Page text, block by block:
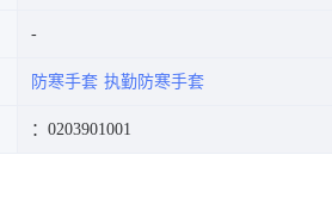
防寒手套 执勤防寒手套
：0203901001